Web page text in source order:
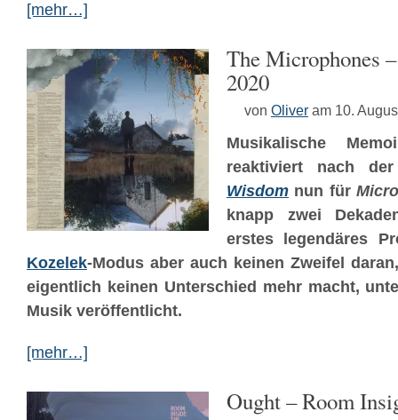
[mehr…]
The Microphones
2020
von Oliver am 10.
Musikalische
reaktiviert nach
Wisdom nun für
knapp zwei
erstes legendäres
Kozelek-Modus aber auch keinen Zweifel
eigentlich keinen Unterschied mehr macht,
Musik veröffentlicht.
[mehr…]
Ought – Room